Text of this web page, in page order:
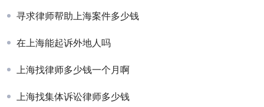
寻求律师帮助上海案件多少钱
在上海能起诉外地人吗
上海找律师多少钱一个月啊
上海找集体诉讼律师多少钱